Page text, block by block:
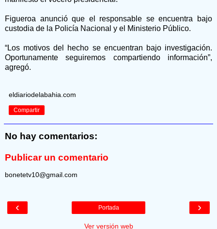
Figueroa anunció que el responsable se encuentra bajo
custodia de la Policía Nacional y el Ministerio Público.
“Los motivos del hecho se encuentran bajo investigación.
Oportunamente seguiremos compartiendo información”,
agregó.
eldiariodelabahia.com
Compartir
No hay comentarios:
Publicar un comentario
bonetetv10@gmail.com
‹ ›
Portada
Ver versión web